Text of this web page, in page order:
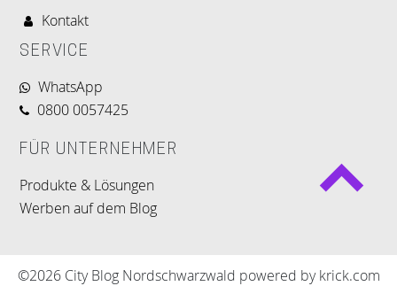
Kontakt
SERVICE
WhatsApp
0800 0057425
FÜR UNTERNEHMER
Produkte & Lösungen
Werben auf dem Blog
©2026 City Blog Nordschwarzwald powered by krick.com